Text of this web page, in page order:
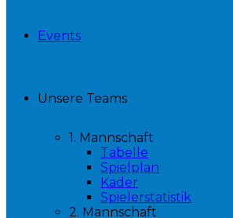
Events
Unsere Teams
1. Mannschaft
Tabelle
Spielplan
Kader
Spielerstatistik
2. Mannschaft